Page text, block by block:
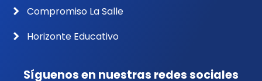
Compromiso La Salle
Horizonte Educativo
Síguenos en nuestras redes sociales